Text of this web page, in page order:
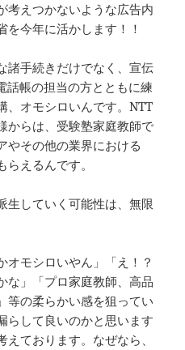
考えつかないような広告内
今年に活かします！！
諸手続きだけでなく、宣伝
話帳の担当の方とともに練
、オモシロいんです。NTT
からは、受験塾家庭教師で
やその他の業界における
えるんです。
生していく可能性は、無限
オモシロいやん」「え！？
な」「プロ家庭教師、高品
等の柔らかい感を狙ってい
らして良いのかと思います
ております。なぜなら、